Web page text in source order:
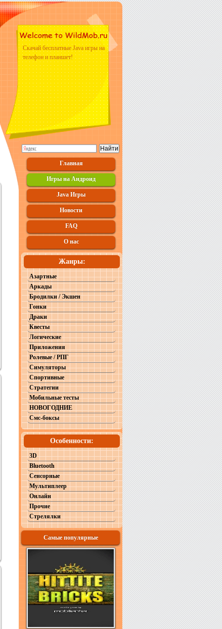
Скачай бесплатные Java игры на
телефон и планшет!
Главная
Игры на Андроид
Java Игры
Новости
FAQ
О нас
Жанры:
Азартные
Аркады
Бродилки / Экшен
Гонки
Драки
Квесты
Логические
Приложения
Ролевые / РПГ
Симуляторы
Спортивные
Стратегии
Мобильные тесты
НОВОГОДНИЕ
Смс-боксы
Особенности:
3D
Bluetooth
Сенсорные
Мультиплеер
Онлайн
Прочие
Стрелялки
Самые популярные